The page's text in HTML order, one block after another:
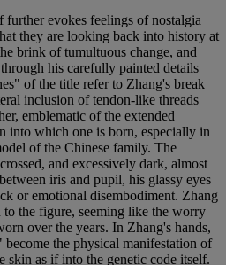
evokes feelings of nostalgia
they are looking back into history at
brink of tumultuous change, and
his carefully painted details
of the title refer to Zhang's break
inclusion of tendon-like threads
emblematic of the extended
into which one is born, especially in
of the Chinese family. The
and excessively dark, almost
iris and pupil, his glassy eyes
or emotional disembodiment. Zhang
to the figure, seeming like the worry
over the years. In Zhang's hands,
the physical manifestation of
skin as if into the genetic code itself.